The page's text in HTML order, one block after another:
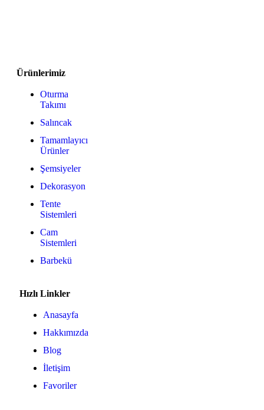
Ürünlerimiz
Oturma
Takımı
Salıncak
Tamamlayıcı
Ürünler
Şemsiyeler
Dekorasyon
Tente
Sistemleri
Cam
Sistemleri
Barbekü
Hızlı Linkler
Anasayfa
Hakkımızda
Blog
İletişim
Favoriler